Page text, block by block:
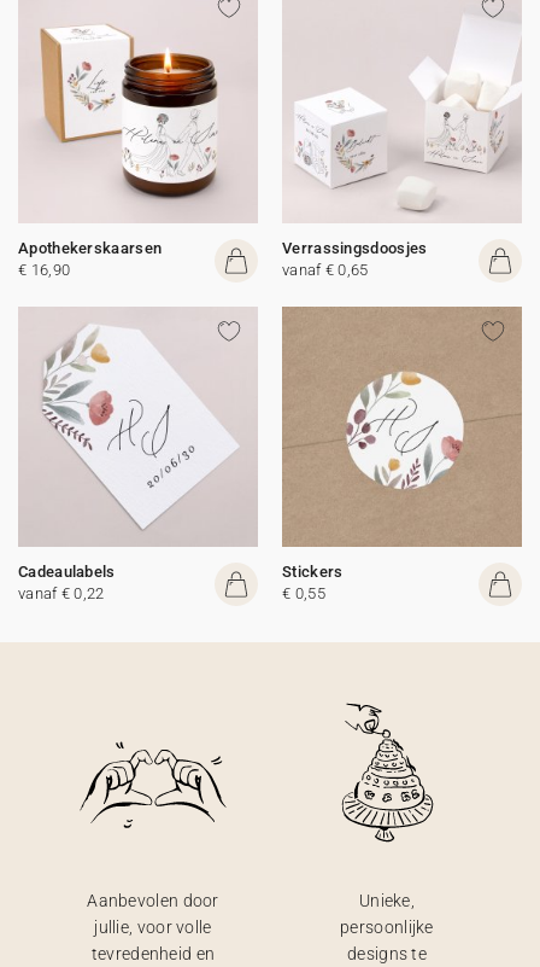
Apothekerskaarsen
€ 16,90
Verrassingsdoosjes
vanaf € 0,65
Cadeaulabels
vanaf € 0,22
Stickers
€ 0,55
Aanbevolen door
jullie, voor volle
tevredenheid en
Unieke,
persoonlijke
designs te